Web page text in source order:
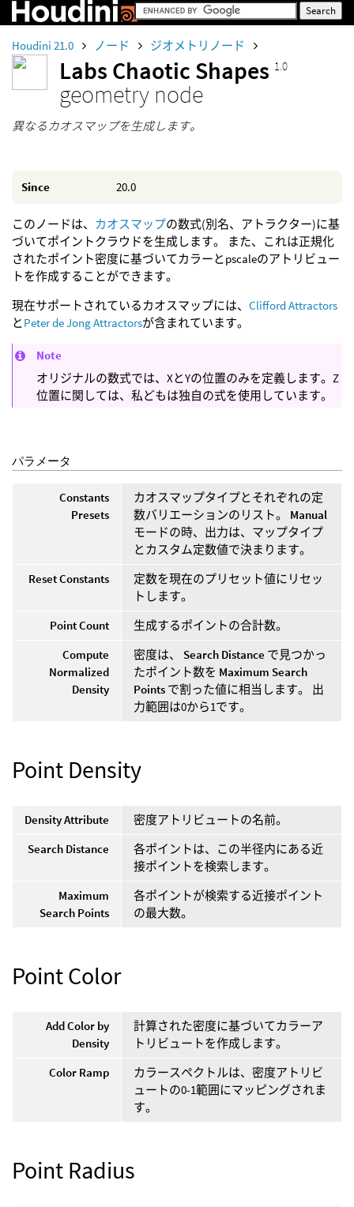
Houdini 21.0 ノード ジオメトリノード
Labs Chaotic Shapes 1.0
geometry node
異なるカオスマップを生成します。
Since 20.0
このノードは、 カオスマップの数式(別名、アトラクター)に基
づいてポイントクラウドを生成します。 また、これは正規化
されたポイント密度に基づいてカラーとpscaleのアトリビュー
トを作成することができます。
現在サポートされているカオスマップには、 Clifford Attractors
とPeter de Jong Attractorsが含まれています。
Note
オリジナルの数式では、XとYの位置のみを定義します。Z
位置に関しては、私どもは独自の式を使用しています。
パラメータ
Constants
Presets
カオスマップタイプとそれぞれの定
数バリエーションのリスト。 Manual
モードの時、出力は、マップタイプ
とカスタム定数値で決まります。
Reset Constants
定数を現在のプリセット値にリセッ
トします。
Point Count
生成するポイントの合計数。
Compute
Normalized
Density
密度は、 Search Distance で見つかっ
たポイント数を Maximum Search
Points で割った値に相当します。 出
力範囲は0から1です。
Point Density
Density Attribute
密度アトリビュートの名前。
Search Distance
各ポイントは、この半径内にある近
接ポイントを検索します。
Maximum
Search Points
各ポイントが検索する近接ポイント
の最大数。
Point Color
Add Color by
Density
計算された密度に基づいてカラーア
トリビュートを作成します。
Color Ramp
カラースペクトルは、密度アトリビ
ュートの0-1範囲にマッピングされま
す。
Point Radius